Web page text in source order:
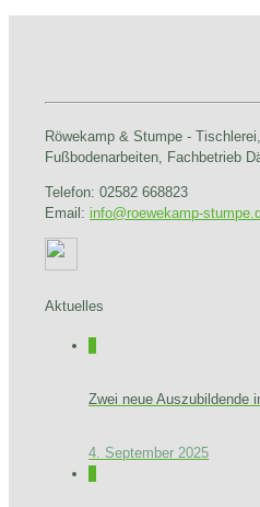
Röwekamp & Stumpe - Tischlerei,
Fußbodenarbeiten, Fachbetrieb
Telefon: 02582 668823
Email: info@roewekamp-
Aktuelles
Zwei neue Auszubildende
4. September 2025